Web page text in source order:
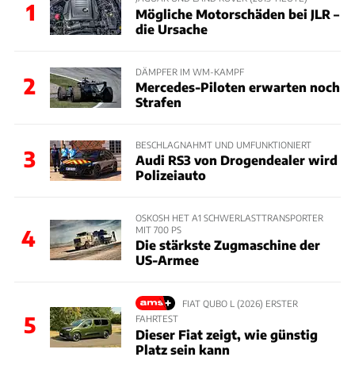
1
Mögliche Motorschäden bei JLR –
die Ursache
2
DÄMPFER IM WM-KAMPF
Mercedes-Piloten erwarten noch
Strafen
3
BESCHLAGNAHMT UND UMFUNKTIONIERT
Audi RS3 von Drogendealer wird
Polizeiauto
4
OSKOSH HET A1 SCHWERLASTTRANSPORTER
MIT 700 PS
Die stärkste Zugmaschine der
US-Armee
5
FIAT QUBO L (2026) ERSTER
FAHRTEST
Dieser Fiat zeigt, wie günstig
Platz sein kann